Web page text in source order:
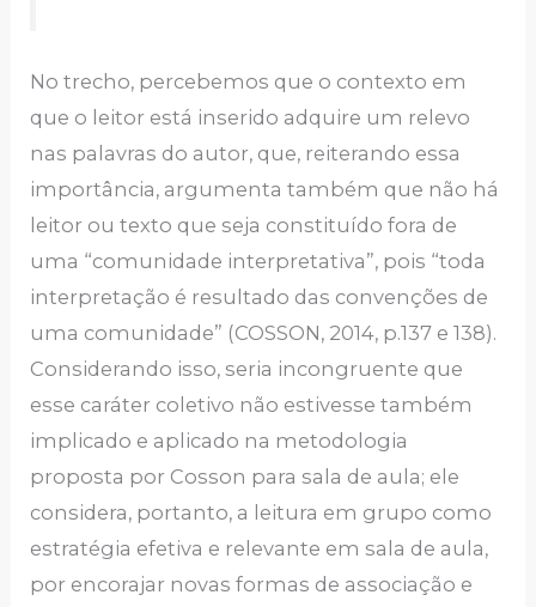
No trecho, percebemos que o contexto em
que o leitor está inserido adquire um relevo
nas palavras do autor, que, reiterando essa
importância, argumenta também que não há
leitor ou texto que seja constituído fora de
uma “comunidade interpretativa”, pois “toda
interpretação é resultado das convenções de
uma comunidade” (COSSON, 2014, p.137 e 138).
Considerando isso, seria incongruente que
esse caráter coletivo não estivesse também
implicado e aplicado na metodologia
proposta por Cosson para sala de aula; ele
considera, portanto, a leitura em grupo como
estratégia efetiva e relevante em sala de aula,
por encorajar novas formas de associação e